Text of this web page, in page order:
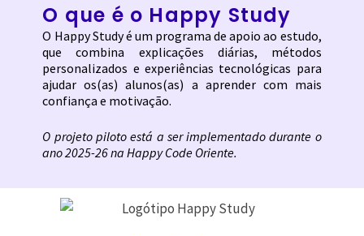
O que é o Happy Study
O Happy Study é um programa de apoio ao estudo,
que combina explicações diárias, métodos
personalizados e experiências tecnológicas para
ajudar os(as) alunos(as) a aprender com mais
confiança e motivação.
O projeto piloto está a ser implementado durante o
ano 2025-26 na Happy Code Oriente.